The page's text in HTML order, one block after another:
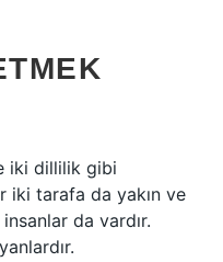
iki dillilik gibi
iki tarafa da yakın ve
da vardır.